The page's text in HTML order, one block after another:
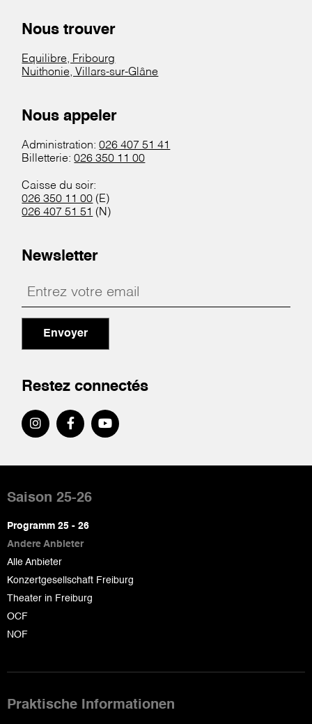
Nous trouver
Equilibre, Fribourg
Nuithonie, Villars-sur-Glâne
Nous appeler
Administration:026 407 51 41
Billetterie:026 350 11 00
Caisse du soir:
026 350 11 00 (E)
026 407 51 51 (N)
Newsletter
Envoyer
Restez connectés
de
page
Saison 25-26
Programm 25 - 26
Andere Anbieter
Alle Anbieter
Konzertgesellschaft Freiburg
Theater in Freiburg
OCF
NOF
Praktische Informationen